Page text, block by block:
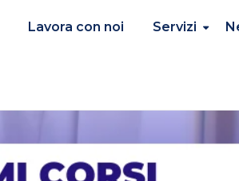
Lavora con noi Servizi